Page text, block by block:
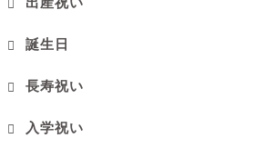
誕生日
長寿祝い
入学祝い